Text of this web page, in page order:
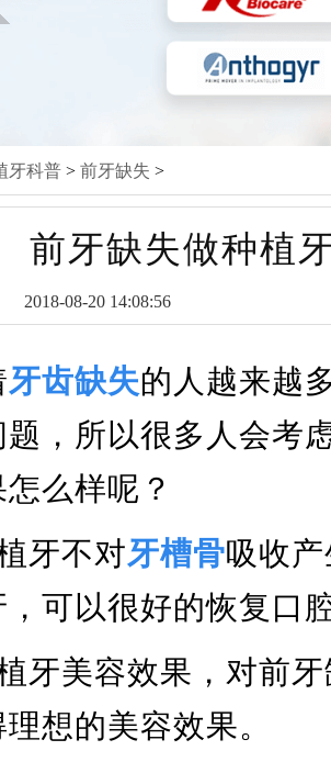
牙科普 > 前牙缺失 >
前牙缺失做种植
2018-08-20 14:08:56
牙齿缺失的人越来越
题，所以很多人会考
么样呢？
牙不对牙槽骨吸收
，可以很好的恢复口
牙美容效果，对前
想的美容效果。